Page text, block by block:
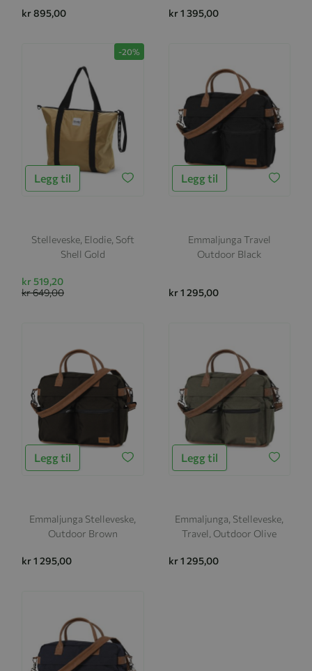
kr 895,00 kr 1 395,00
-20%
Legg til
Stelleveske, Elodie, Soft
Shell Gold
kr 519,20
kr 649,00
Legg til
Emmaljunga Travel
Outdoor Black
kr 1 295,00
Legg til
Emmaljunga Stelleveske,
Outdoor Brown
kr 1 295,00
Legg til
Emmaljunga, Stelleveske,
Travel, Outdoor Olive
kr 1 295,00